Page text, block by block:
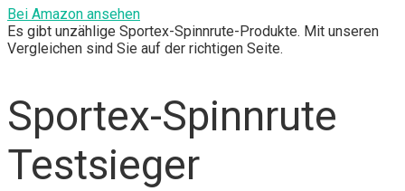
Bei Amazon ansehen
Es gibt unzählige Sportex-Spinnrute-Produkte. Mit unseren
Vergleichen sind Sie auf der richtigen Seite.
Sportex-Spinnrute
Testsieger